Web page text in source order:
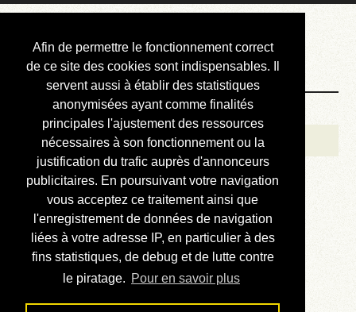
Afin de permettre le fonctionnement correct
de ce site des cookies sont indispensables. Il
servent aussi à établir des statistiques
anonymisées ayant comme finalités
principales l'ajustement des ressources
nécessaires à son fonctionnement ou la
justification du trafic auprès d'annonceurs
publicitaires. En poursuivant votre navigation
vous acceptez ce traitement ainsi que
l'enregistrement de données de navigation
liées à votre adresse IP, en particulier à des
fins statistiques, de debug et de lutte contre
le piratage. Pour en savoir plus
Courbis, « LE »
Blog Officiel
Bienvenue
Réalisations
Divers (et d’été)
Annonces
Liens externes
Téléchargement
Contact